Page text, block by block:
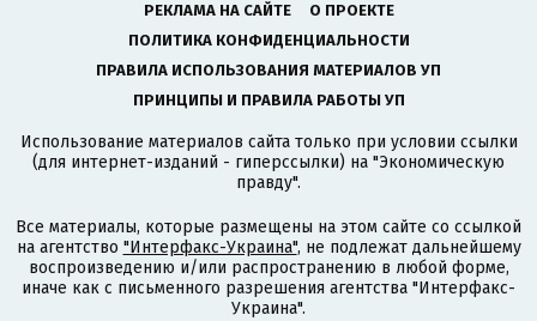
РЕКЛАМА НА САЙТЕ
О ПРОЕКТЕ
ПОЛИТИКА КОНФИДЕНЦИАЛЬНОСТИ
ПРАВИЛА ИСПОЛЬЗОВАНИЯ МАТЕРИАЛОВ УП
ПРИНЦИПЫ И ПРАВИЛА РАБОТЫ УП
Использование материалов сайта только при условии ссылки
(для интернет-изданий - гиперссылки) на "Экономическую
правду".
Все материалы, которые размещены на этом сайте со ссылкой
на агентство "Интерфакс-Украина", не подлежат дальнейшему
воспроизведению и/или распространению в любой форме,
иначе как с письменного разрешения агентства "Интерфакс-
Украина".